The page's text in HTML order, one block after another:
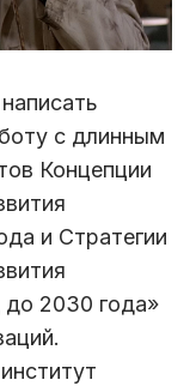
с длинным
Концепции
и Стратегии
до 2030 года»